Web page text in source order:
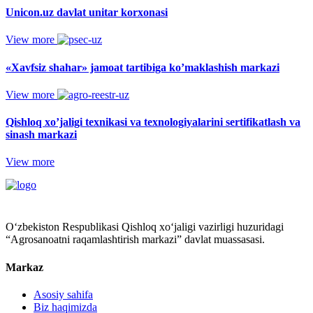
Unicon.uz davlat unitar korxonasi
View more
«Xavfsiz shahar» jamoat tartibiga ko’maklashish markazi
View more
Qishloq xo’jaligi texnikasi va texnologiyalarini sertifikatlash va
sinash markazi
View more
O‘zbekiston Respublikasi Qishloq xo‘jaligi vazirligi huzuridagi
“Agrosanoatni raqamlashtirish markazi” davlat muassasasi.
Markaz
Asosiy sahifa
Biz haqimizda